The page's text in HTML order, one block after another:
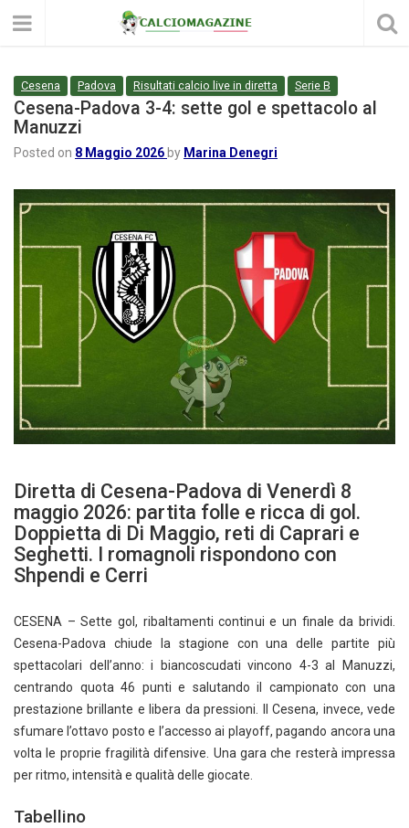
Cesena Padova Risultati calcio live in diretta Serie B
Cesena-Padova 3-4: sette gol e spettacolo al
Manuzzi
Posted on 8 Maggio 2026 by Marina Denegri
Diretta di Cesena-Padova di Venerdì 8
maggio 2026: partita folle e ricca di gol.
Doppietta di Di Maggio, reti di Caprari e
Seghetti. I romagnoli rispondono con
Shpendi e Cerri
CESENA – Sette gol, ribaltamenti continui e un finale da brividi.
Cesena-Padova chiude la stagione con una delle partite più
spettacolari dell’anno: i biancoscudati vincono 4-3 al Manuzzi,
centrando quota 46 punti e salutando il campionato con una
prestazione brillante e libera da pressioni. Il Cesena, invece, vede
sfumare l’ottavo posto e l’accesso ai playoff, pagando ancora una
volta le proprie fragilità difensive. Una gara che resterà impressa
per ritmo, intensità e qualità delle giocate.
Tabellino